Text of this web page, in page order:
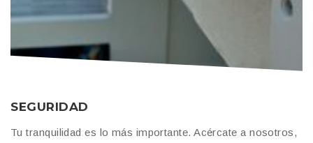
SEGURIDAD
Tu tranquilidad es lo más importante. Acércate a nosotros,